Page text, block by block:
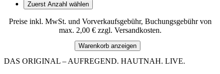
Zuerst Anzahl wählen
Preise inkl. MwSt. und Vorverkaufsgebühr, Buchungsgebühr von
max. 2,00 € zzgl. Versandkosten.
Warenkorb anzeigen
DAS ORIGINAL – AUFREGEND. HAUTNAH. LIVE.